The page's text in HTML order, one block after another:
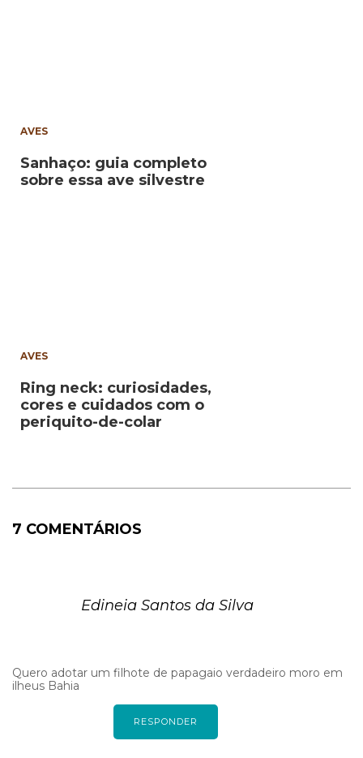
AVES
Sanhaço: guia completo
sobre essa ave silvestre
AVES
Ring neck: curiosidades,
cores e cuidados com o
periquito-de-colar
7 COMENTÁRIOS
Edineia Santos da Silva
Quero adotar um filhote de papagaio verdadeiro moro em
ilheus Bahia
RESPONDER